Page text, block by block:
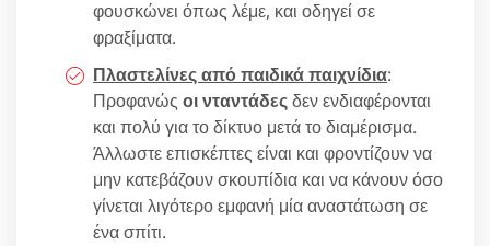
φουσκώνει όπως λέμε, και οδηγεί σε
φραξίματα.
Πλαστελίνες από παιδικά παιχνίδια:
Προφανώς οι νταντάδεςδεν ενδιαφέρονται
και πολύ για το δίκτυο μετά το διαμέρισμα.
Άλλωστε επισκέπτες είναι και φροντίζουν να
μην κατεβάζουν σκουπίδια και να κάνουν όσο
γίνεται λιγότερο εμφανή μία αναστάτωση σε
ένα σπίτι.